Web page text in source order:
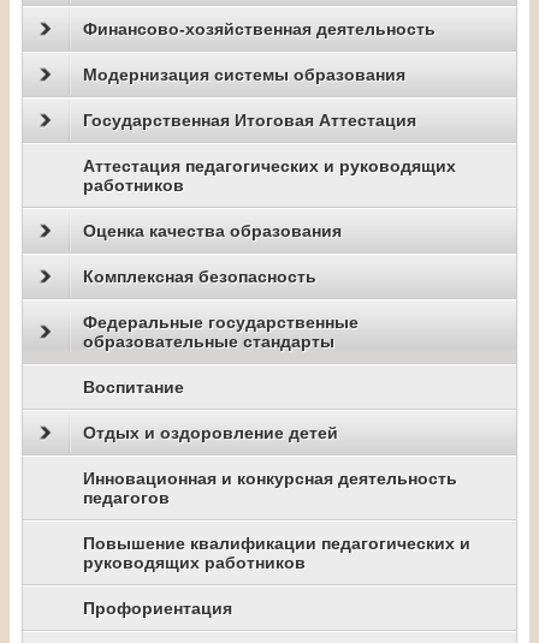
Финансово-хозяйственная деятельность
Модернизация системы образования
Государственная Итоговая Аттестация
Аттестация педагогических и руководящих
работников
Оценка качества образования
Комплексная безопасность
Федеральные государственные
образовательные стандарты
Воспитание
Отдых и оздоровление детей
Инновационная и конкурсная деятельность
педагогов
Повышение квалификации педагогических и
руководящих работников
Профориентация